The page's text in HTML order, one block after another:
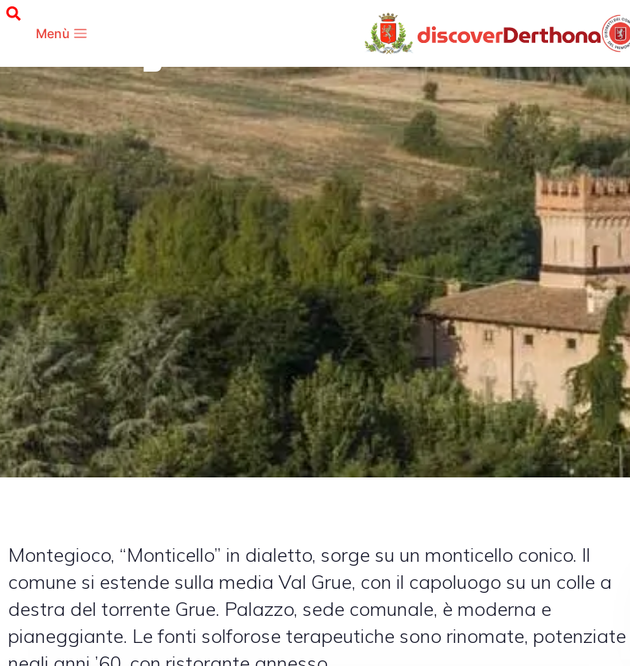
Menù
TERRITORIO
Montegioco
Montegioco, “Monticello” in dialetto, sorge su un monticello conico. Il
comune si estende sulla media Val Grue, con il capoluogo su un colle a
destra del torrente Grue. Palazzo, sede comunale, è moderna e
pianeggiante. Le fonti solforose terapeutiche sono rinomate, potenziate